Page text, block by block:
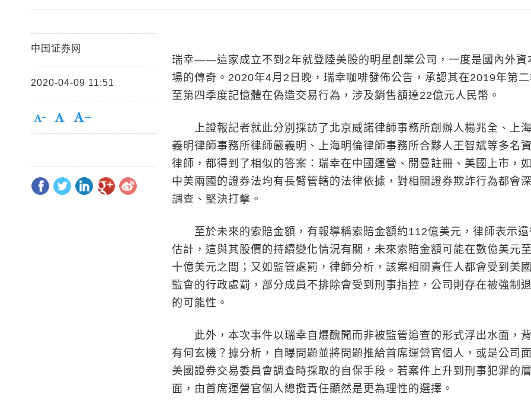
中国证券网
2020-04-09 11:51
瑞幸——這家成立不到2年就登陸美股的明星創業公司，一度是國內外資
場的傳奇。2020年4月2日晚，瑞幸咖啡發佈公告，承認其在2019年第二
至第四季度記憶體在偽造交易行為，涉及銷售額達22億元人民幣。
上證報記者就此分別採訪了北京威諾律師事務所創辦人楊兆全、上
義明律師事務所律師嚴義明、上海明倫律師事務所合夥人王智斌等多名
律師，都得到了相似的答案：瑞幸在中國運營、開曼註冊、美國上市，
中美兩國的證券法均有長臂管轄的法律依據，對相關證券欺詐行為都會
調查、堅決打擊。
至於未來的索賠金額，有報導稱索賠金額約112億美元，律師表示還
估計，這與其股價的持續變化情況有關，未來索賠金額可能在數億美元
十億美元之間；又如監管處罰，律師分析，該案相關責任人都會受到美
監會的行政處罰，部分成員不排除會受到刑事指控，公司則存在被強制
的可能性。
此外，本次事件以瑞幸自爆醜聞而非被監管追查的形式浮出水面，
有何玄機？據分析，自曝問題並將問題推給首席運營官個人，或是公司
美國證券交易委員會調查時採取的自保手段。若案件上升到刑事犯罪的層
面，由首席運營官個人總攬責任顯然是更為理性的選擇。